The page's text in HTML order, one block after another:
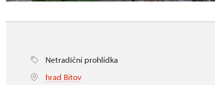
Netradiční prohlídka
hrad Bítov